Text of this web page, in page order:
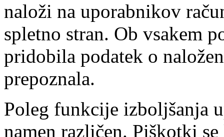
naloži na uporabnikov
spletno stran. Ob vsakem
pridobila podatek o
prepoznala.
Poleg funkcije izboljšanja
namen različen. Piškotki